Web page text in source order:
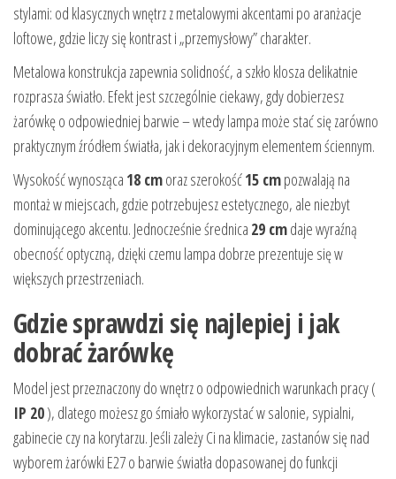
stylami: od klasycznych wnętrz z metalowymi akcentami po aranżacje
loftowe, gdzie liczy się kontrast i „przemysłowy” charakter.
Metalowa konstrukcja zapewnia solidność, a szkło klosza delikatnie
rozprasza światło. Efekt jest szczególnie ciekawy, gdy dobierzesz
żarówkę o odpowiedniej barwie – wtedy lampa może stać się zarówno
praktycznym źródłem światła, jak i dekoracyjnym elementem ściennym.
Wysokość wynosząca 18 cmoraz szerokość15 cmpozwalają na
montaż w miejscach, gdzie potrzebujesz estetycznego, ale niezbyt
dominującego akcentu. Jednocześnie średnica 29 cmdaje wyraźną
obecność optyczną, dzięki czemu lampa dobrze prezentuje się w
większych przestrzeniach.
Gdzie sprawdzi się najlepiej i jak
dobrać żarówkę
Model jest przeznaczony do wnętrz o odpowiednich warunkach pracy (
IP 20), dlatego możesz go śmiało wykorzystać w salonie, sypialni,
gabinecie czy na korytarzu. Jeśli zależy Ci na klimacie, zastanów się nad
wyborem żarówki E27 o barwie światła dopasowanej do funkcji